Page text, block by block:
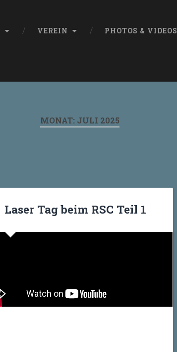
VEREIN PHOTOS & VIDEOS
MONAT: JULI 2025
Laser Tag beim RSC Teil 1